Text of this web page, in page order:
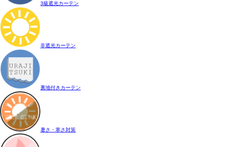
3級遮光カーテン
非遮光カーテン
裏地付きカーテン
暑さ・寒さ対策